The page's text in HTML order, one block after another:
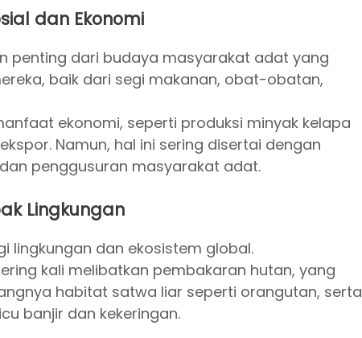
dan Ekonomi
penting dari budaya masyarakat adat yang
baik dari segi makanan, obat-obatan,
ekonomi, seperti produksi minyak kelapa
Namun, hal ini sering disertai dengan
penggusuran masyarakat adat.
Lingkungan
lingkungan dan ekosistem global.
kali melibatkan pembakaran hutan, yang
habitat satwa liar seperti orangutan, serta
banjir dan kekeringan.